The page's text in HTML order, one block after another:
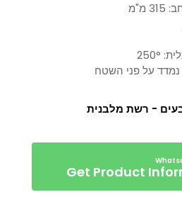
- רשת מלבנית
Get Product